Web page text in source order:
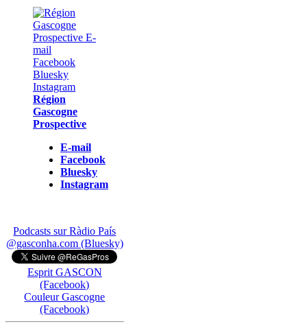
Région
Gascogne
Prospective
E-mail
Facebook
Bluesky
Instagram
Podcasts sur Ràdio País
@gasconha.com (Bluesky)
Esprit GASCON
(Facebook)
Couleur Gascogne
(Facebook)